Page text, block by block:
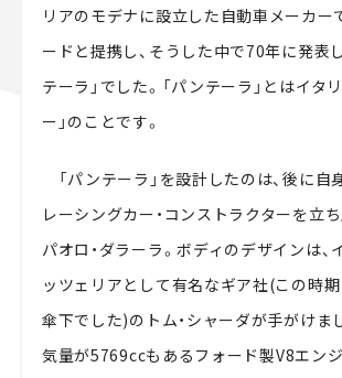
リアのモデナに設立した自動車メーカー
ードと提携し、そうした中で70年に発表
テーラ」でした。「パンテーラ」とはイタ
ー」のことです。
「パンテーラ」を設計したのは、後に自
レーシングカー・コンストラクターを立ち
パオロ・ダラーラ。ボディのデザインは、
ッツェリアとして有名なギア社(この時
傘下でした)のトム・シャーダが手がけま
気量が5769ccもあるフォード製V8エン